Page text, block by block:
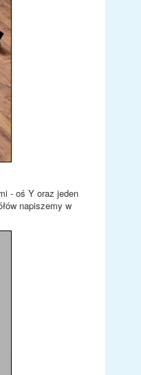
- oś Y oraz jeden
napiszemy w